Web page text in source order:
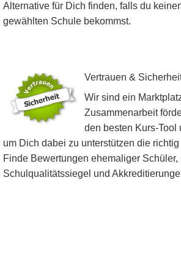
Alternative für Dich finden, falls du
gewählten Schule bekommst.
Vertrauen &
Wir sind ein
Zusammenarbeit
den besten Kurs-Tool
um Dich dabei zu unterstützen die
Finde Bewertungen ehemaliger
Schulqualitätssiegel und